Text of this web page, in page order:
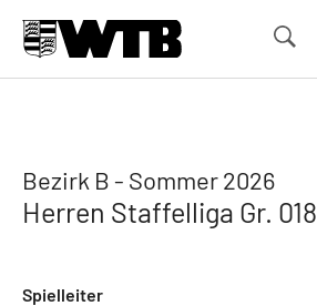
Bezirk B - Sommer 2026
Herren Staffelliga Gr. 018
Spielleiter